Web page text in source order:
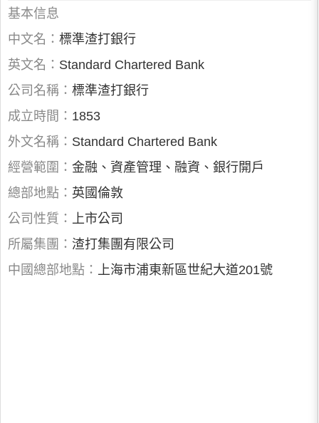
基本信息
中文名： 標準渣打銀行
英文名： Standard Chartered Bank
公司名稱： 標準渣打銀行
成立時間： 1853
外文名稱： Standard Chartered Bank
經營範圍： 金融、資產管理、融資、銀行開戶
總部地點： 英國倫敦
公司性質： 上市公司
所屬集團： 渣打集團有限公司
中國總部地點： 上海市浦東新區世紀大道201號